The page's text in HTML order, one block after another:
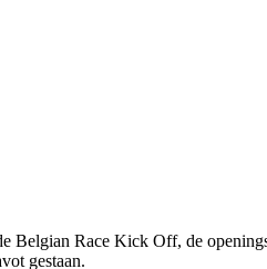
Belgian Race Kick Off, de
gestaan.